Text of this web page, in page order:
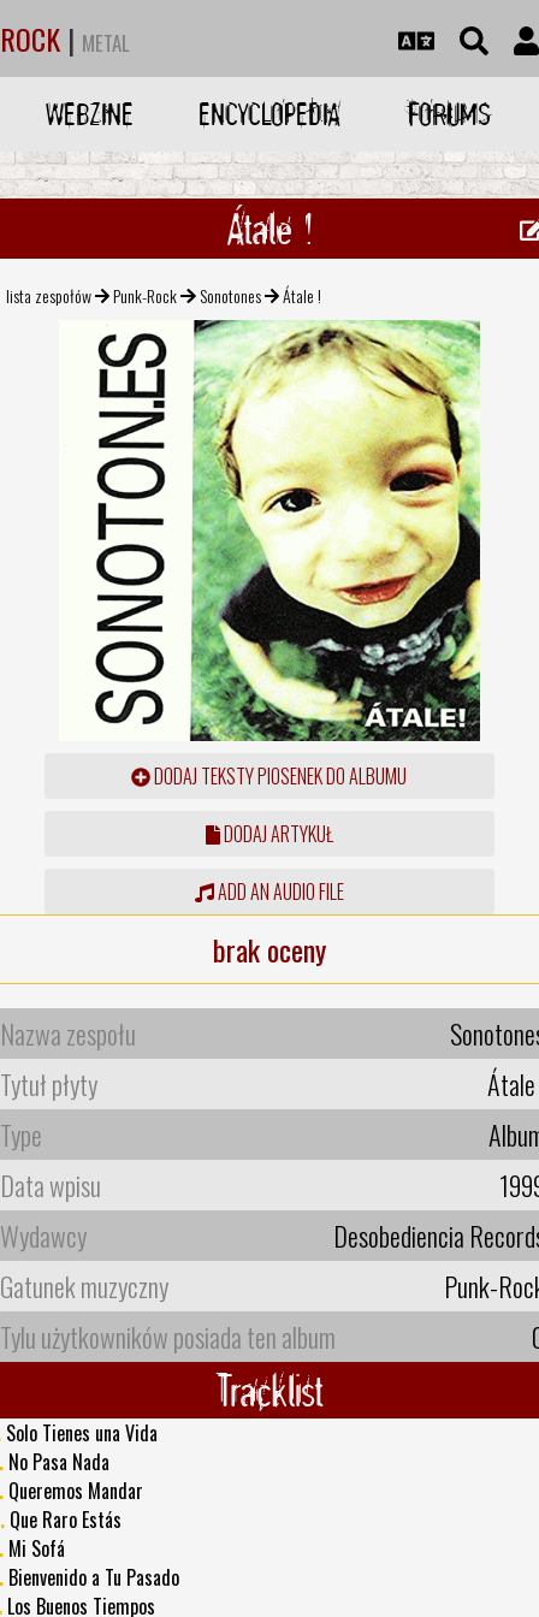
ROCK | METAL
WEBZINE ENCYCLOPEDIA FORUMS
Átale !
lista zespołów Punk-Rock Sonotones Átale !
DODAJ TEKSTY PIOSENEK DO ALBUMU
DODAJ ARTYKUŁ
ADD AN AUDIO FILE
brak oceny
Nazwa zespołu
Tytuł płyty
Type
Data wpisu
Wydawcy
Desobediencia
Gatunek muzyczny
Punk-
Tylu użytkowników posiada ten album
Tracklist
Solo Tienes una Vida
No Pasa Nada
Queremos Mandar
Que Raro Estás
Mi Sofá
Bienvenido a Tu Pasado
Los Buenos Tiempos